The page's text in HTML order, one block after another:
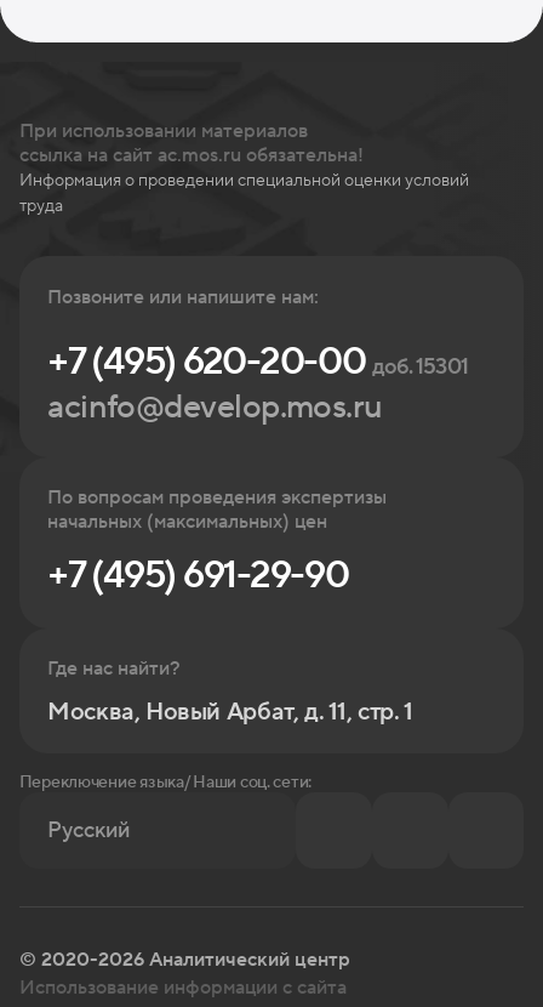
При использовании материалов
ссылка на сайт ac.mos.ru обязательна!
Информация о проведении специальной оценки условий
труда
Позвоните или напишите нам:
+7 (495) 620-20-00доб. 15301
acinfo@develop.mos.ru
По вопросам проведения экспертизы
начальных (максимальных) цен
+7 (495) 691-29-90
Где нас найти?
Москва, Новый Арбат, д. 11, стр. 1
Переключение языка/ Наши соц. сети:
Русский
© 2020-2026 Аналитический центр
Использование информации с сайта